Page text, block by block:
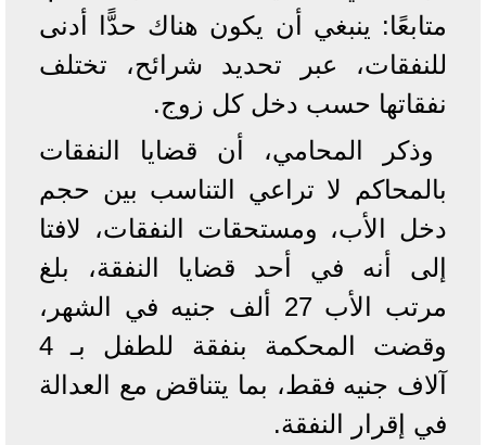
متابعًا: ينبغي أن يكون هناك حدًّا أدنى
للنفقات، عبر تحديد شرائح، تختلف
نفقاتها حسب دخل كل زوج.
وذكر المحامي، أن قضايا النفقات
بالمحاكم لا تراعي التناسب بين حجم
دخل الأب، ومستحقات النفقات، لافتا
إلى أنه في أحد قضايا النفقة، بلغ
مرتب الأب 27 ألف جنيه في الشهر،
وقضت المحكمة بنفقة للطفل بـ 4
آلاف جنيه فقط، بما يتناقض مع العدالة
في إقرار النفقة.